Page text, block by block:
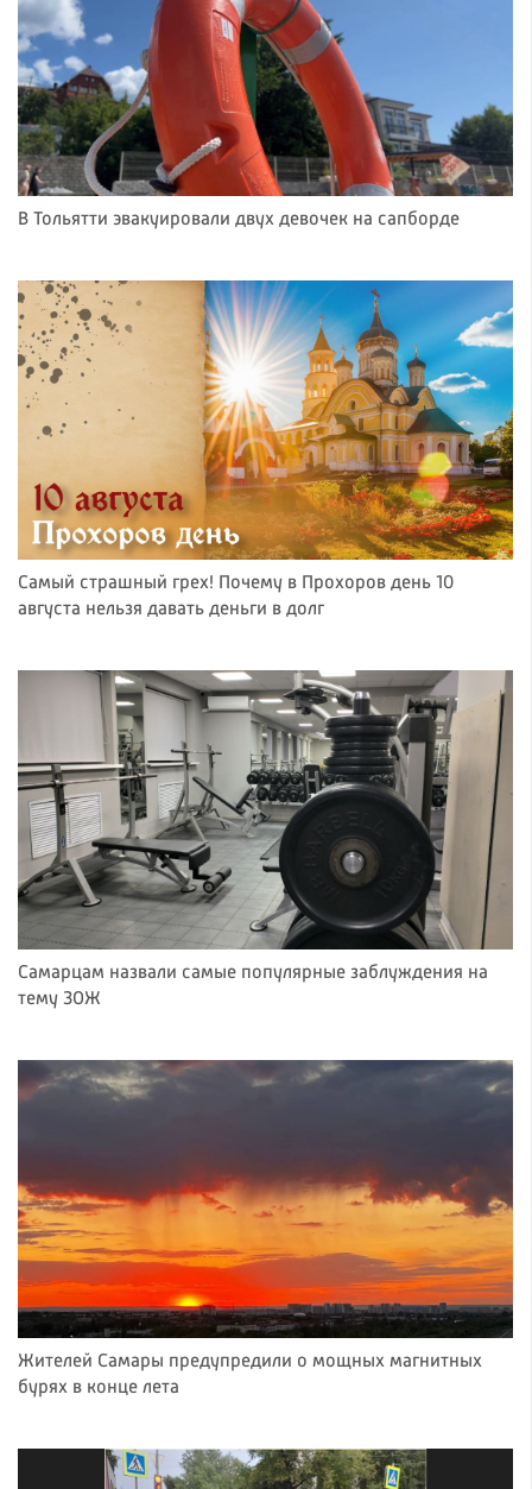
В Тольятти эвакуировали двух девочек на сапборде
Самый страшный грех! Почему в Прохоров день 10
августа нельзя давать деньги в долг
Самарцам назвали самые популярные заблуждения на
тему ЗОЖ
Жителей Самары предупредили о мощных магнитных
бурях в конце лета